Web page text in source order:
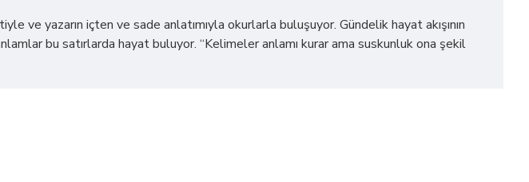
ve yazarın içten ve sade anlatımıyla okurlarla buluşuyor. Gündelik hayat akışının
bu satırlarda hayat buluyor. “Kelimeler anlamı kurar ama suskunluk ona şekil